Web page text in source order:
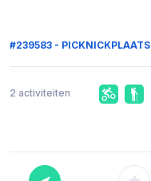
#239583 - PICKNICKPLAATS
2 activiteiten